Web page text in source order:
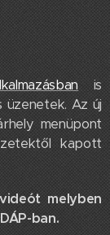
is
üzenetek. Az új
menüpont
kapott
melyben
ban.